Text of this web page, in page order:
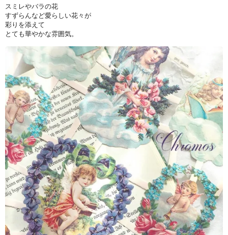
スミレやバラの花
すずらんなど愛らしい花々が
彩りを添えて
とても華やかな雰囲気。